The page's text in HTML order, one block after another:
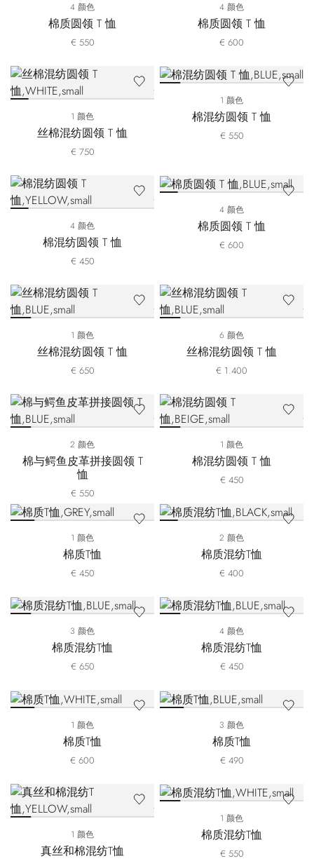
4 颜色
棉质圆领 T 恤
€ 550
4 颜色
棉质圆领 T 恤
€ 600
1 颜色
丝棉混纺圆领 T 恤
€ 750
1 颜色
棉混纺圆领 T 恤
€ 550
4 颜色
棉混纺圆领 T 恤
€ 450
4 颜色
棉质圆领 T 恤
€ 600
1 颜色
丝棉混纺圆领 T 恤
€ 650
6 颜色
丝棉混纺圆领 T 恤
€ 1.400
2 颜色
棉与鳄鱼皮革拼接圆领 T
恤
€ 550
1 颜色
棉混纺圆领 T 恤
€ 450
1 颜色
棉质T恤
€ 450
2 颜色
棉质混纺T恤
€ 400
3 颜色
棉质混纺T恤
€ 650
4 颜色
棉质混纺T恤
€ 450
1 颜色
棉质T恤
€ 600
3 颜色
棉质T恤
€ 490
1 颜色
真丝和棉混纺T恤
1 颜色
棉质混纺T恤
€ 550